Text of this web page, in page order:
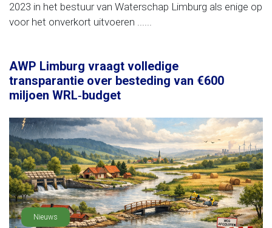
2023 in het bestuur van Waterschap Limburg als enige op
voor het onverkort uitvoeren ......
AWP Limburg vraagt volledige
transparantie over besteding van €600
miljoen WRL‑budget
Nieuws